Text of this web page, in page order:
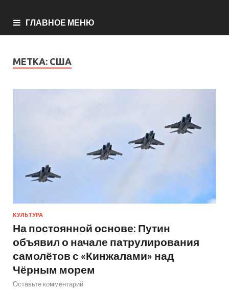
ГЛАВНОЕ МЕНЮ
МЕТКА: США
КУЛЬТУРА
На постоянной основе: Путин
объявил о начале патрулирования
самолётов с «Кинжалами» над
Чёрным морем
Оставьте комментарий